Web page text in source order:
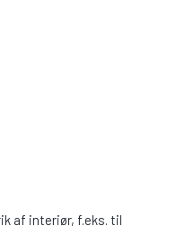
af interiør, f.eks. til